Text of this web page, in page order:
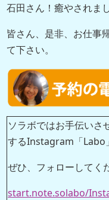
石田さん！癒やされま
皆さん、是非、お仕事
て下さい。
ソラボではお手伝いさ
するInstagram「Labo
ぜひ、フォローしてく
start.note.solabo/